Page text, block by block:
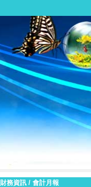
財務資訊 / 會計月報